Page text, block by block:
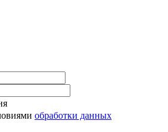
обработки данных